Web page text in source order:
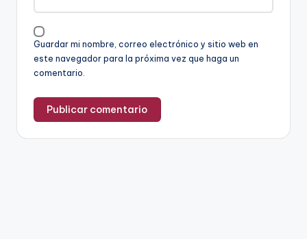
Guardar mi nombre, correo electrónico y sitio web en
este navegador para la próxima vez que haga un
comentario.